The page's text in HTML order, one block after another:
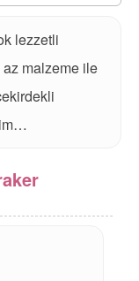
lezzetli
malzeme ile